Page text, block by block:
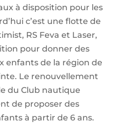
à disposition pour les
c’est une flotte de
RS Feva et Laser,
pour donner des
enfants de la région de
Le renouvellement
du Club nautique
de proposer des
à partir de 6 ans.